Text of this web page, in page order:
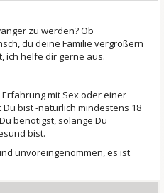
zu werden? Ob
du deine Familie vergrößern
ich helfe dir gerne aus.
mit Sex oder einer
bist -natürlich mindestens 18
benötigst, solange Du
bist.
unvoreingenommen, es ist